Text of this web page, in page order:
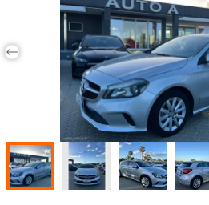
Noleggio a lungo termine
Auto d'epoca
Moto
Camper
Veicoli Commerciali
Concessionari